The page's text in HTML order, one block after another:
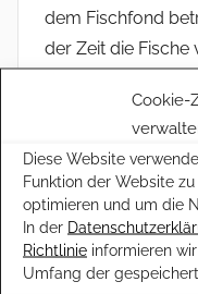
Cookie-
Diese Website
Funktion der Website
optimieren und um die
In der
Richtlinie informieren
Umfang der
dem Fischfond
der Zeit die
Dazu passen ein
oder auch buntes
Backofen gegart
Wissenswertes
Der natürliche